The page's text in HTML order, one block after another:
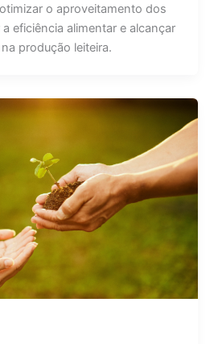
o aproveitamento dos
eficiência alimentar e alcançar
produção leiteira.